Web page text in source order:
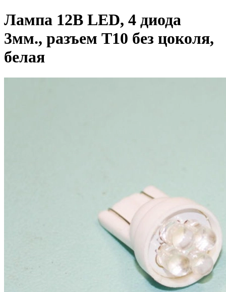
Лампа 12В LED, 4 диода
3мм., разъем T10 без цоколя,
белая